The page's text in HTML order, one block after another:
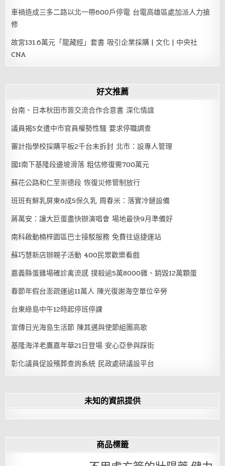
車禍造成三多二路以北一帶600戶停電 台電高雄區處加派人力搶
修
故宮131.6萬元「龍藏經」套書 吸引企業採購 | 文化 | 中央社
CNA
好文推薦
台南、日本秋田市簽交流合作合意書 深化情誼
議員揭5女遭中市官員權勢性騷 要求停職調查
審計指學校採購平板2千台未拆封 北市：設專人管理
國1南下基隆段邊坡滑落 粗估修復需700萬元
蘇花公路和仁至崇德段 恢復災修管制放行
班班有鮮乳屏東6成5保久乳 周春米：落實冷鏈設備
蔣萬安：讓大巨蛋盡快辦演唱會 場地最快9月準備好
南科啟動楠梓園區巴士接駁服務 免費往返捷運站
蘇巧慧新店辦親子活動 400民眾歡樂看戲
嘉義縣蛋雞場確診禽流感 撲殺逾5萬8000雞、銷毀12萬顆蛋
春節年假台澎疏運逾11萬人 陳光復謝海空單位辛勞
台東綠島中午12時起停班停課
宣傳日光海島生活節 陳其邁與使節組團高歌
基隆海洋老鷹嘉年華21日登場 安心亞參與踩街
彰化議員促設殯葬查詢系統 民政處研議設平台
未知的資訊提供
商品標籤